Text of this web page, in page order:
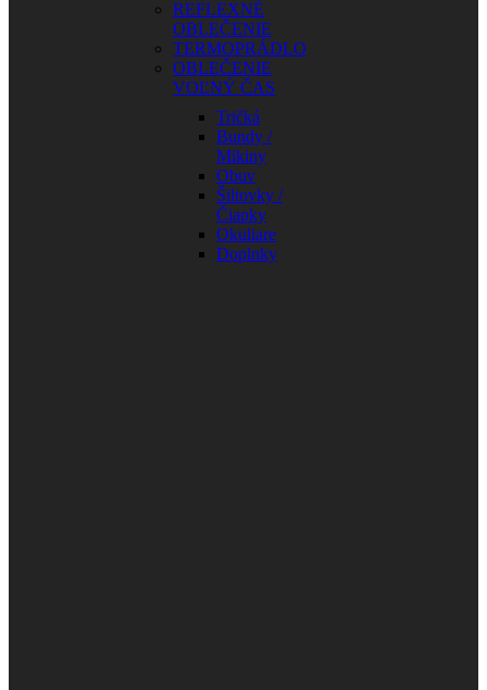
REFLEXNÉ
OBLEČENIE
TERMOPRÁDLO
OBLEČENIE
VOĽNÝ ČAS
Tričká
Bundy /
Mikiny
Obuv
Šiltovky /
Čiapky
Okuliare
Doplnky